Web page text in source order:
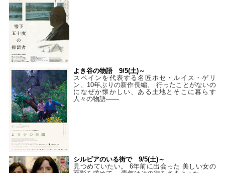
よき谷の物語 9/5(土)～
スペインを代表する名匠ホセ・ルイス・ゲリ
ン、10年ぶりの新作長編。 行ったことがないの
になぜか懐かしい、ある土地とそこに暮らす
人々の物語――
シルビアのいる街で 9/5(土)～
見つめていたい。 6年前に出会った 美しい女の